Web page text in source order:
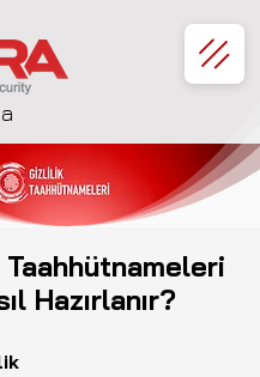
Hazırlanır?